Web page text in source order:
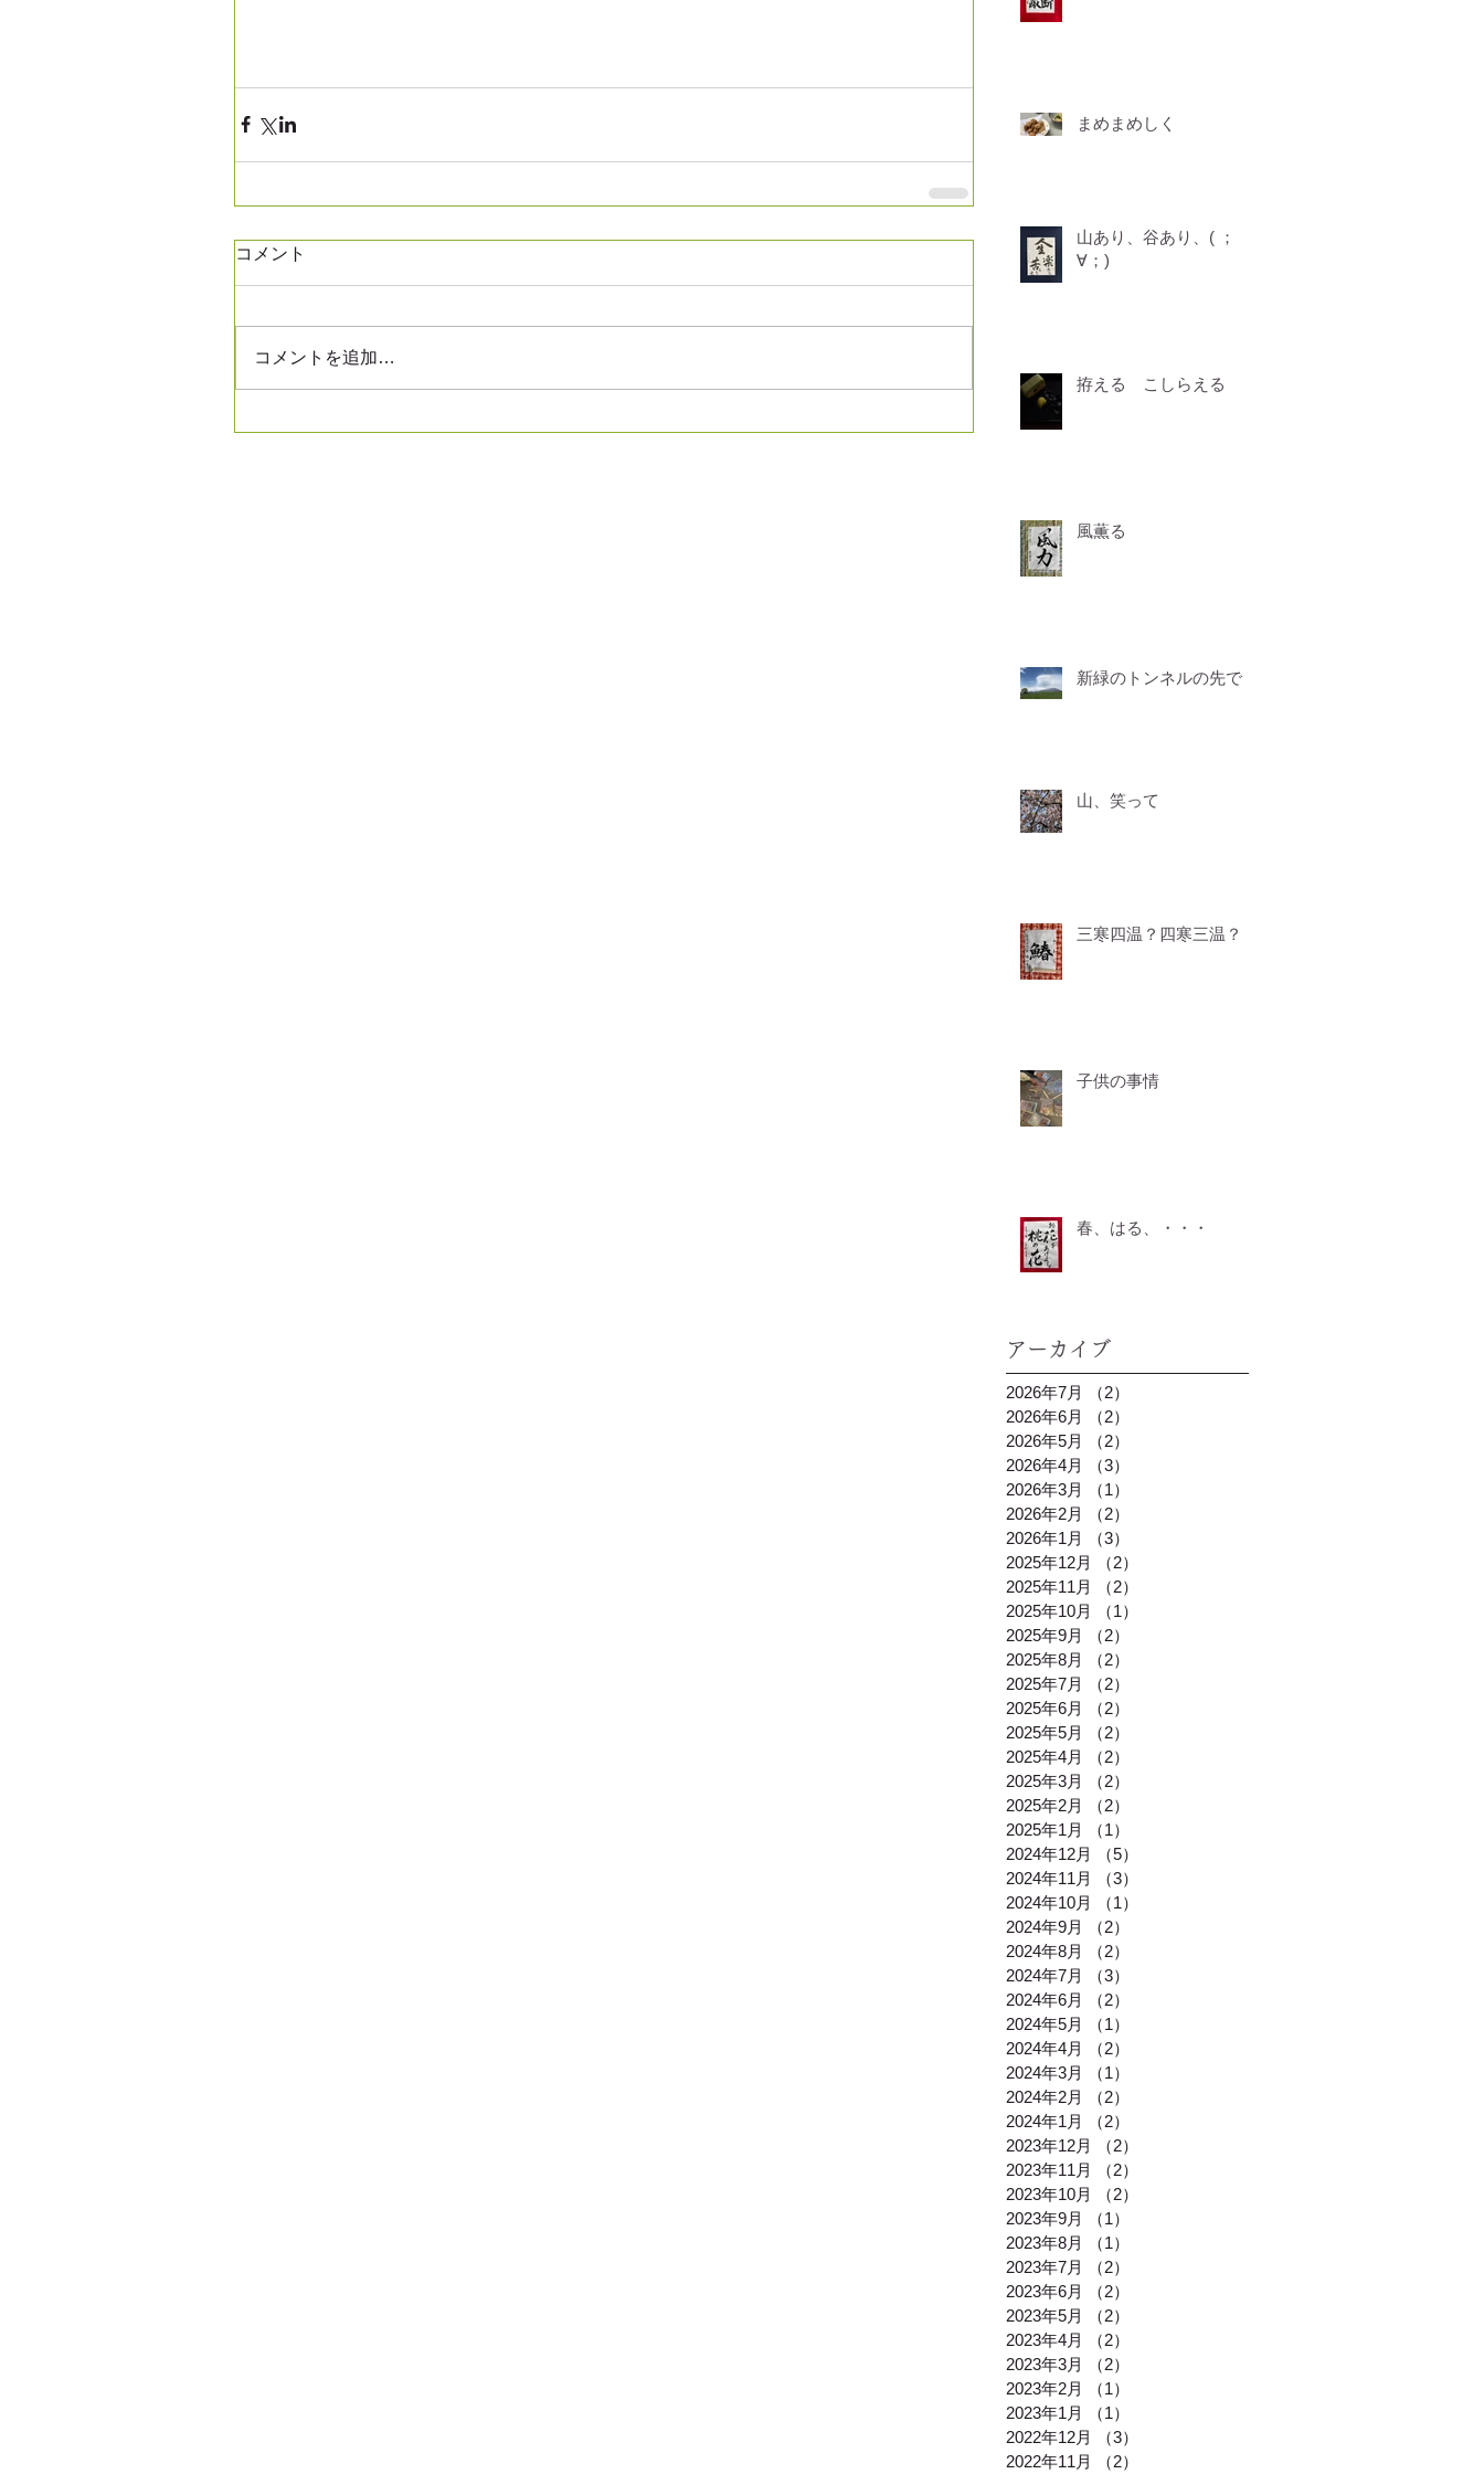
コメント
コメントを追加…
まめまめしく
山あり、谷あり、( ；
∀；)
拵える こしらえる
風薫る
新緑のトンネルの先で
山、笑って
三寒四温？四寒三温？
子供の事情
春、はる、・・・
アーカイブ
2026年7月 （2）
2026年6月
（2）
2026年5月
（2）
2026年4月
（3）
2026年3月
（1）
2026年2月
（2）
2026年1月
（3）
2025年12月
（2）
2025年11月
（2）
2025年10月
（1）
2025年9月
（2）
2025年8月
（2）
2025年7月
（2）
2025年6月
（2）
2025年5月
（2）
2025年4月
（2）
2025年3月
（2）
2025年2月
（2）
2025年1月
（1）
2024年12月
（5）
2024年11月
（3）
2024年10月
（1）
2024年9月
（2）
2024年8月
（2）
2024年7月
（3）
2024年6月
（2）
2024年5月
（1）
2024年4月
（2）
2024年3月
（1）
2024年2月
（2）
2024年1月
（2）
2023年12月
（2）
2023年11月
（2）
2023年10月
（2）
2023年9月
（1）
2023年8月
（1）
2023年7月
（2）
2023年6月
（2）
2023年5月
（2）
2023年4月
（2）
2023年3月
（2）
2023年2月
（1）
2023年1月
（1）
2022年12月
（3）
2022年11月
（2）